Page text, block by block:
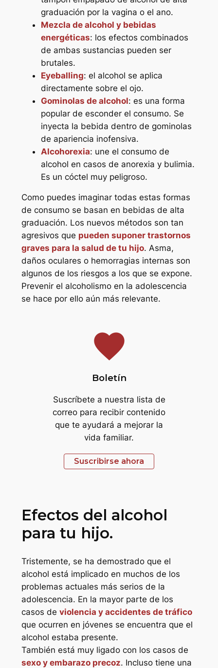
graduación por la vagina o el ano.
Mezcla de alcohol y bebidas
energéticas: los efectos combinados
de ambas sustancias pueden ser
brutales.
Eyeballing: el alcohol se aplica
directamente sobre el ojo.
Gominolas de alcohol: es una forma
popular de esconder el consumo. Se
inyecta la bebida dentro de gominolas
de apariencia inofensiva.
Alcohorexia: une el consumo de
alcohol en casos de anorexia y bulimia.
Es un cóctel muy peligroso.
Como puedes imaginar todas estas formas
de consumo se basan en bebidas de alta
graduación. Los nuevos métodos son tan
agresivos que pueden suponer trastornos
graves para la salud de tu hijo. Asma,
daños oculares o hemorragias internas son
algunos de los riesgos a los que se expone.
Prevenir el alcoholismo en la adolescencia
se hace por ello aún más relevante.
favorite
Boletín
Suscríbete a nuestra lista de
correo para recibir contenido
que te ayudará a mejorar la
vida familiar.
Suscribirse ahora
Efectos del alcohol
para tu hijo.
Tristemente, se ha demostrado que el
alcohol está implicado en muchos de los
problemas actuales más serios de la
adolescencia. En la mayor parte de los
casos de violencia y accidentes de tráfico
que ocurren en jóvenes se encuentra que el
alcohol estaba presente.
También está muy ligado con los casos de
sexo y embarazo precoz. Incluso tiene una